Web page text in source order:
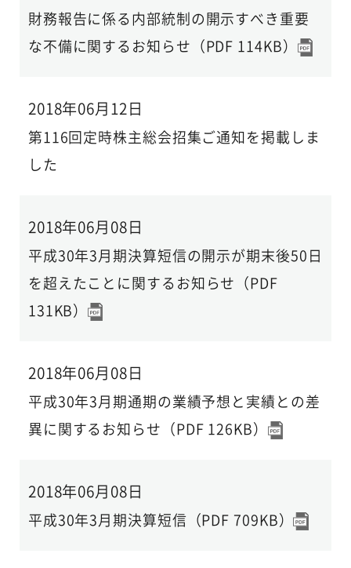
財務報告に係る内部統制の開示すべき重要
な不備に関するお知らせ（PDF 114KB）
2018年06月12日
第116回定時株主総会招集ご通知を掲載しま
した
2018年06月08日
平成30年3月期決算短信の開示が期末後50日
を超えたことに関するお知らせ（PDF
131KB）
2018年06月08日
平成30年3月期通期の業績予想と実績との差
異に関するお知らせ（PDF 126KB）
2018年06月08日
平成30年3月期決算短信（PDF 709KB）